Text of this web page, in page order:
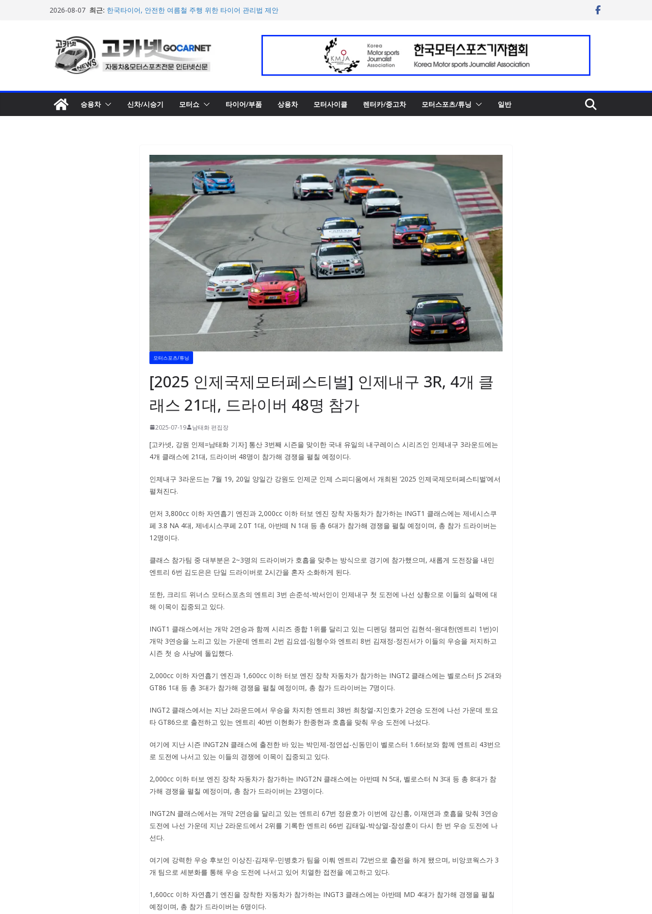
2026-08-07 최근: 한국타이어, 안전한 여름철 주행 위한 타이어 관리법 제안
[신차] 아우디, 100km당 12.8kWh의 전비 달성한 컴팩트 순수 전
기차 ‘A2 e-트론’ 공개
현대차, 8세대 완전변경 ‘디 올 뉴 아반떼’ 주요 사양 및 가격 공
개… 본격 계약 개시
2026년 7월 국내 수입 승용차 신규 등록 전년 대비 14.3% 증가
승용차 신차/시승기 모터쇼 타이어/부품 상용차 모터사이클 렌터카/중고차 모터스포츠/튜닝 일반
모터스포츠/튜닝
[2025 인제국제모터페스티벌] 인제내구 3R, 4개 클
래스 21대, 드라이버 48명 참가
2025-07-19 남태화 편집장
[고카넷, 강원 인제=남태화 기자] 통산 3번째 시즌을 맞이한 국내 유일의 내구레이스 시리즈인 인제내구 3라운드에는
4개 클래스에 21대, 드라이버 48명이 참가해 경쟁을 펼칠 예정이다.
인제내구 3라운드는 7월 19, 20일 양일간 강원도 인제군 인제 스피디움에서 개최된 ‘2025 인제국제모터페스티벌’에서
펼쳐진다.
먼저 3,800cc 이하 자연흡기 엔진과 2,000cc 이하 터보 엔진 장착 자동차가 참가하는 INGT1 클래스에는 제네시스쿠
페 3.8 NA 4대, 제네시스쿠페 2.0T 1대, 아반떼 N 1대 등 총 6대가 참가해 경쟁을 펼칠 예정이며, 총 참가 드라이버는
12명이다.
클래스 참가팀 중 대부분은 2~3명의 드라이버가 호흡을 맞추는 방식으로 경기에 참가했으며, 새롭게 도전장을 내민
엔트리 6번 김도은은 단일 드라이버로 2시간을 혼자 소화하게 된다.
또한, 크리드 위너스 모터스포츠의 엔트리 3번 손준석-박서인이 인제내구 첫 도전에 나선 상황으로 이들의 실력에 대
해 이목이 집중되고 있다.
INGT1 클래스에서는 개막 2연승과 함께 시리즈 종합 1위를 달리고 있는 디펜딩 챔피언 김현석-원대한(엔트리 1번)이
개막 3연승을 노리고 있는 가운데 엔트리 2번 김요셉-임형수와 엔트리 8번 김재정-정진서가 이들의 우승을 저지하고
시즌 첫 승 사냥에 돌입했다.
2,000cc 이하 자연흡기 엔진과 1,600cc 이하 터보 엔진 장착 자동차가 참가하는 INGT2 클래스에는 벨로스터 JS 2대와
GT86 1대 등 총 3대가 참가해 경쟁을 펼칠 예정이며, 총 참가 드라이버는 7명이다.
INGT2 클래스에서는 지난 2라운드에서 우승을 차지한 엔트리 38번 최창열-지인호가 2연승 도전에 나선 가운데 토요
타 GT86으로 출전하고 있는 엔트리 40번 이현화가 한종현과 호흡을 맞춰 우승 도전에 나섰다.
여기에 지난 시즌 INGT2N 클래스에 출전한 바 있는 박민제-정연섭-신동민이 벨로스터 1.6터보와 함께 엔트리 43번으
로 도전에 나서고 있는 이들의 경쟁에 이목이 집중되고 있다.
2,000cc 이하 터보 엔진 장착 자동차가 참가하는 INGT2N 클래스에는 아반떼 N 5대, 벨로스터 N 3대 등 총 8대가 참
가해 경쟁을 펼칠 예정이며, 총 참가 드라이버는 23명이다.
INGT2N 클래스에서는 개막 2연승을 달리고 있는 엔트리 67번 정윤호가 이번에 강신홍, 이재연과 호흡을 맞춰 3연승
도전에 나선 가운데 지난 2라운드에서 2위를 기록한 엔트리 66번 김태일-박상열-장성훈이 다시 한 번 우승 도전에 나
선다.
여기에 강력한 우승 후보인 이상진-김재우-민병호가 팀을 이뤄 엔트리 72번으로 출전을 하게 됐으며, 비앙코웍스가 3
개 팀으로 세분화를 통해 우승 도전에 나서고 있어 치열한 접전을 예고하고 있다.
1,600cc 이하 자연흡기 엔진을 장착한 자동차가 참가하는 INGT3 클래스에는 아반떼 MD 4대가 참가해 경쟁을 펼칠
예정이며, 총 참가 드라이버는 6명이다.